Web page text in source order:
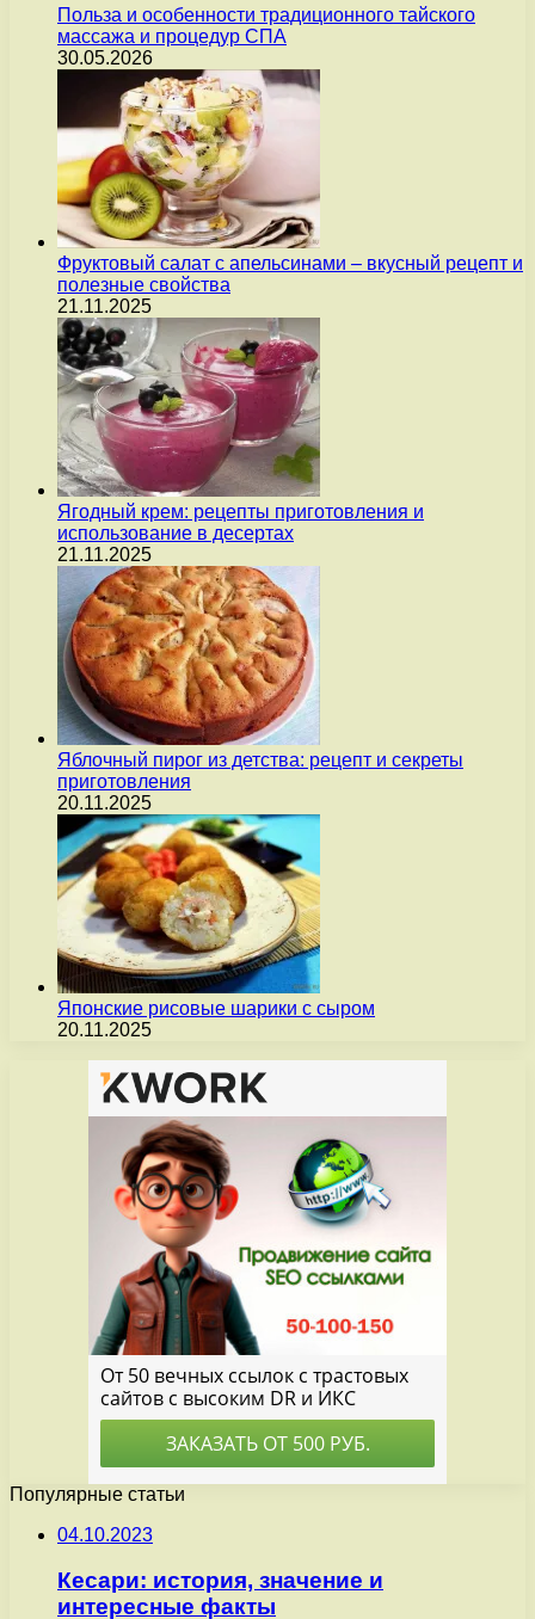
Польза и особенности традиционного тайского
массажа и процедур СПА
30.05.2026
Фруктовый салат с апельсинами – вкусный рецепт и
полезные свойства
21.11.2025
Ягодный крем: рецепты приготовления и
использование в десертах
21.11.2025
Яблочный пирог из детства: рецепт и секреты
приготовления
20.11.2025
Японские рисовые шарики с сыром
20.11.2025
Популярные статьи
04.10.2023
Кесари: история, значение и
интересные факты